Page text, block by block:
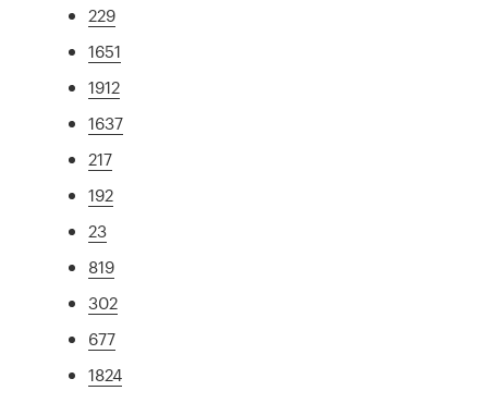
229
1651
1912
1637
217
192
23
819
302
677
1824